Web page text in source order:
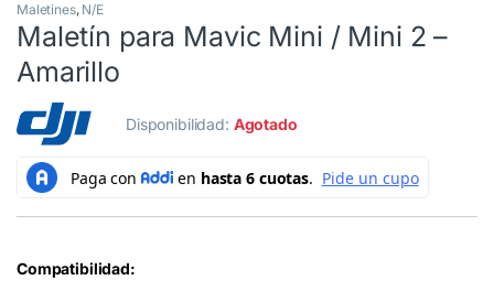
Maletines, N/E
Maletín para Mavic Mini / Mini 2 –
Amarillo
Disponibilidad: Agotado
Compatibilidad: